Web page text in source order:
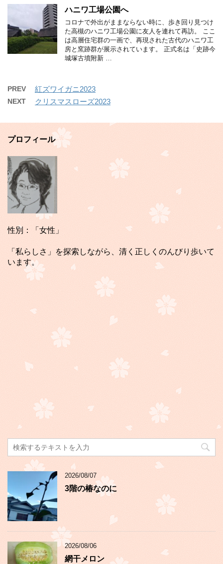
ハニワ工場公園へ
コロナで外出がままならない時に、歩き回り見つけ
た高槻のハニワ工場公園に友人を連れて再訪。 ここ
は高層住宅群の一画で、再現された古代のハニワ工
房と窯跡群が展示されています。 正式名は「史跡今
城塚古墳附新 …
PREV 紅ズワイガニ2023
NEXT クリスマスローズ2023
プロフィール
性別：「女性」
「私らしさ」を探索しながら、清く正しくのんびり歩いて
います。
2026/08/07
3階の椿なのに
2026/08/06
網干メロン